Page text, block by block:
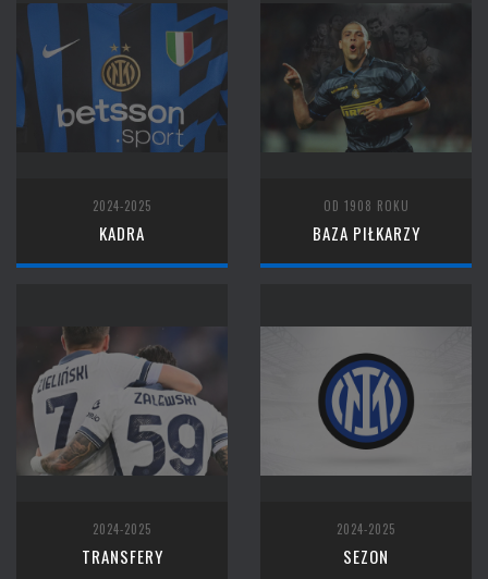
2024-2025
KADRA
OD 1908 ROKU
BAZA PIŁKARZY
2024-2025
TRANSFERY
2024-2025
SEZON